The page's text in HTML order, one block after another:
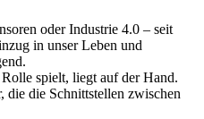
oder Industrie 4.0 – seit
in unser Leben und
spielt, liegt auf der Hand.
die die Schnittstellen zwischen